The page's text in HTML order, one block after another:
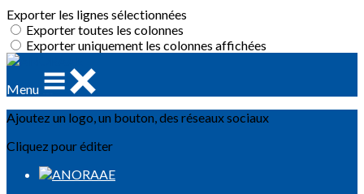
Exporter les lignes sélectionnées
Exporter toutes les colonnes
Exporter uniquement les colonnes affichées
Menu
Ajoutez un logo, un bouton, des réseaux sociaux
Cliquez pour éditer